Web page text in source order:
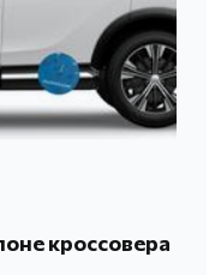
кроссовера